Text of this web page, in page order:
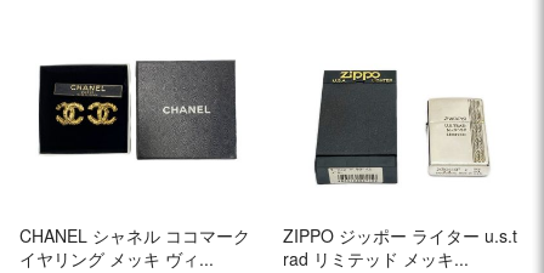
CHANEL シャネル ココマーク
イヤリング メッキ ヴィ...
ZIPPO ジッポー ライター u.s.t
rad リミテッド メッキ...